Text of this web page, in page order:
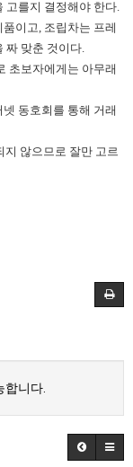
고를지 결정해야 한다.
이고, 조립차는 프레
짜 맞춘 것이다.
초보자에게는 아무래
동호회를 통해 거래
지 않으므로 잘만 고르
합니다.